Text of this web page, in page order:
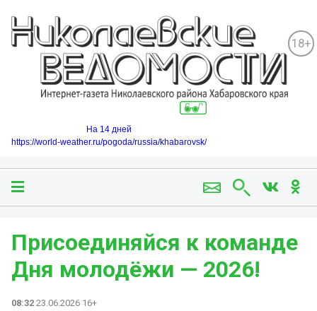
18+
На 14 дней
https://world-weather.ru/pogoda/russia/khabarovsk/
Присоединяйся к команде
Дня молодёжи — 2026!
08:32 23.06.2026 16+